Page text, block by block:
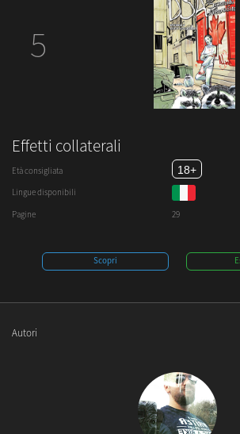
5
Effetti collaterali
Età consigliata 18+
Lingue disponibili
Pagine 29
Scopri
Autori